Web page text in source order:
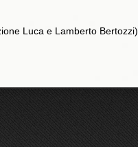
Luca e Lamberto Bertozzi).